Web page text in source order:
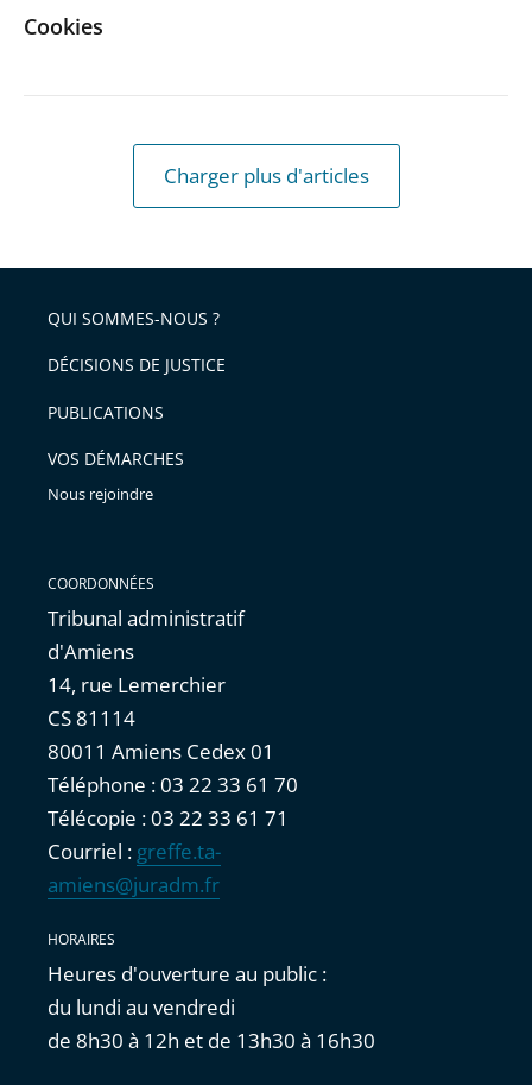
Cookies
Charger plus d'articles
QUI SOMMES-NOUS ?
DÉCISIONS DE JUSTICE
PUBLICATIONS
VOS DÉMARCHES
Nous rejoindre
COORDONNÉES
Tribunal administratif
d'Amiens
14, rue Lemerchier
CS 81114
80011 Amiens Cedex 01
Téléphone : 03 22 33 61 70
Télécopie : 03 22 33 61 71
Courriel : greffe.ta-
amiens@juradm.fr
HORAIRES
Heures d'ouverture au public :
du lundi au vendredi
de 8h30 à 12h et de 13h30 à 16h30